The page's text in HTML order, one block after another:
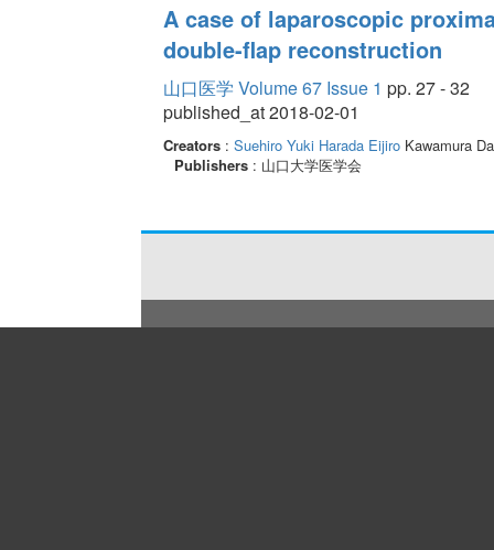
A case of laparoscopic
double-flap reconstruction
山口医学 Volume 67 Issue 1 pp. 27 - 32
published_at 2018-02-01
Creators: Suehiro Yuki Harada EijiroKawamura
Publishers: 山口大学医学会